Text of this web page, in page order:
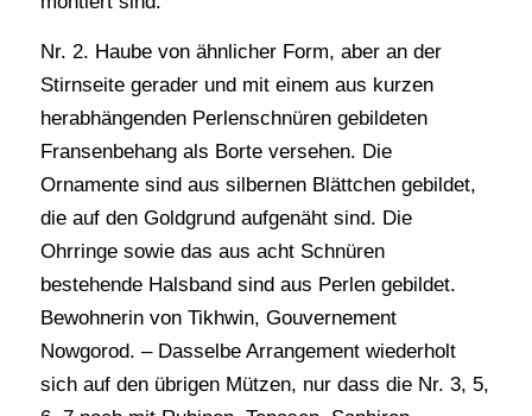
Nr. 2. Haube von ähnlicher Form, aber an der
Stirnseite gerader und mit einem aus kurzen
herabhängenden Perlenschnüren gebildeten
Fransenbehang als Borte versehen. Die
Ornamente sind aus silbernen Blättchen gebildet,
die auf den Goldgrund aufgenäht sind. Die
Ohrringe sowie das aus acht Schnüren
bestehende Halsband sind aus Perlen gebildet.
Bewohnerin von Tikhwin, Gouvernement
Nowgorod. – Dasselbe Arrangement wiederholt
sich auf den übrigen Mützen, nur dass die Nr. 3, 5,